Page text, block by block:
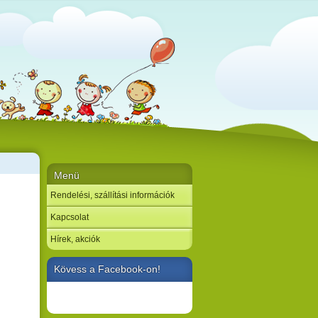
Menü
Rendelési, szállítási információk
Kapcsolat
Hírek, akciók
Kövess a Facebook-on!